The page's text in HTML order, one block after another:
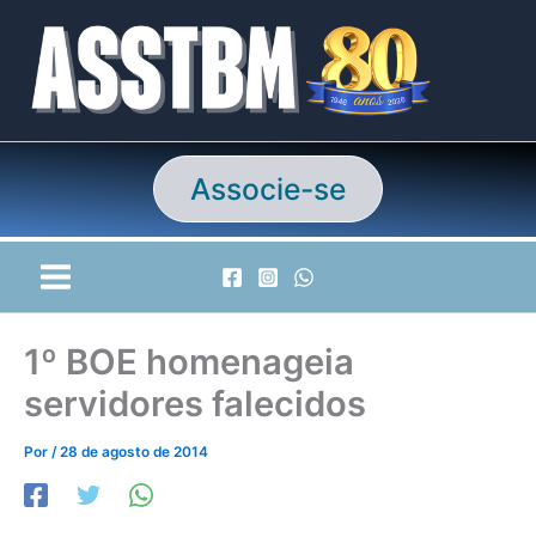
conteúdo
Associe-se
1º BOE homenageia
servidores falecidos
Por /28 de agosto de 2014